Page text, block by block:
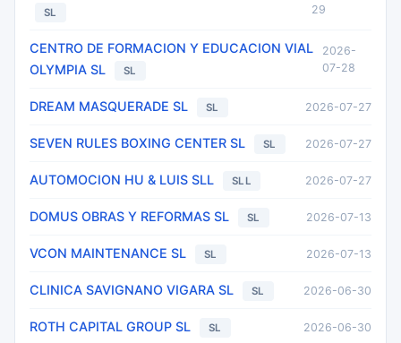
SL
29
CENTRO DE FORMACION Y EDUCACION VIAL
OLYMPIA SL
SL
2026-
07-28
DREAM MASQUERADE SL SL 2026-07-27
SEVEN RULES BOXING CENTER SL SL 2026-07-27
AUTOMOCION HU & LUIS SLL SLL 2026-07-27
DOMUS OBRAS Y REFORMAS SL SL 2026-07-13
VCON MAINTENANCE SL SL 2026-07-13
CLINICA SAVIGNANO VIGARA SL SL 2026-06-30
ROTH CAPITAL GROUP SL SL 2026-06-30